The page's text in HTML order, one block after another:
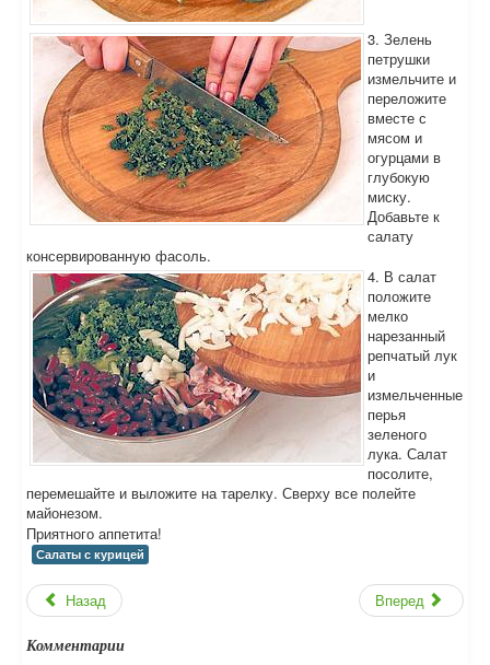
3. Зелень
петрушки
измельчите и
переложите
вместе с
мясом и
огурцами в
глубокую
миску.
Добавьте к
салату
консервированную фасоль.
4. В салат
положите
мелко
нарезанный
репчатый лук
и
измельченные
перья
зеленого
лука. Салат
посолите,
перемешайте и выложите на тарелку. Сверху все полейте
майонезом.
Приятного аппетита!
Салаты с курицей
Назад Вперед
Комментарии